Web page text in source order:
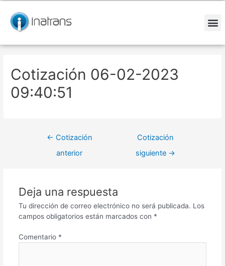
contenido
Cotización 06-02-2023
09:40:51
de
entradas
← Cotización
anterior
Cotización
siguiente →
Deja una respuesta
Tu dirección de correo electrónico no será publicada. Los
campos obligatorios están marcados con *
Comentario *